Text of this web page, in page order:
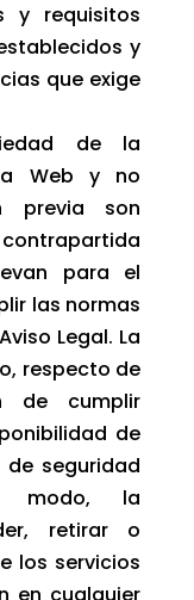
y requisitos
y
que exige
de la
Web y no
previa son
para el
las normas
Legal. La
respecto de
de cumplir
de
seguridad
modo, la
retirar o
los servicios